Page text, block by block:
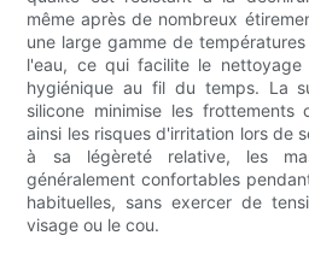
même après de nombreux
une large gamme de
l'eau, ce qui facilite le
hygiénique au fil du temps. La
silicone minimise les frottements
ainsi les risques d'irritation lors de
à sa légèreté relative, les
généralement confortables
habituelles, sans exercer de
visage ou le cou.